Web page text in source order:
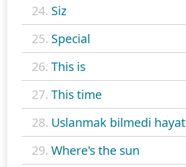
24. Siz
25. Special
26. This is
27. This time
28. Uslanmak bilmedi hayat
29. Where's the sun